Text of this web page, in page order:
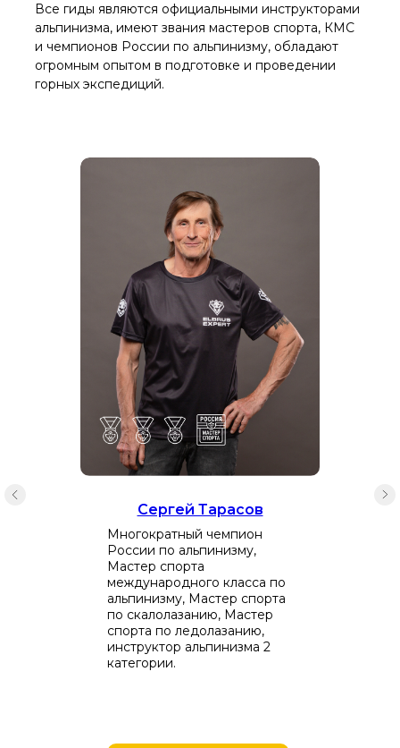
Все гиды являются официальными инструкторами
альпинизма, имеют звания мастеров спорта, КМС
и чемпионов России по альпинизму, обладают
огромным опытом в подготовке и проведении
горных экспедиций.
Сергей Тарасов
Многократный чемпион
России по альпинизму,
Мастер спорта
международного класса по
альпинизму, Мастер спорта
по скалолазанию, Мастер
спорта по ледолазанию,
инструктор альпинизма 2
категории.